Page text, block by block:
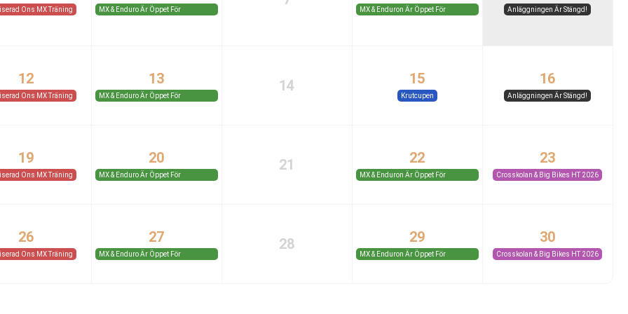
Ons MX Träning
MX & Enduro Är Öppet För
MX & Enduron Är Öppet För
Anläggningen Är Stängd!
12
Ons MX Träning
13
MX & Enduro Är Öppet För
14 15
Krutcupen
16
Anläggningen Är Stängd!
19
Ons MX Träning
20
MX & Enduro Är Öppet För
21 22
MX & Enduron Är Öppet För
23
Crosskolan & Big Bikes HT 2026
26
Ons MX Träning
27
MX & Enduro Är Öppet För
28 29
MX & Enduron Är Öppet För
30
Crosskolan & Big Bikes HT 2026